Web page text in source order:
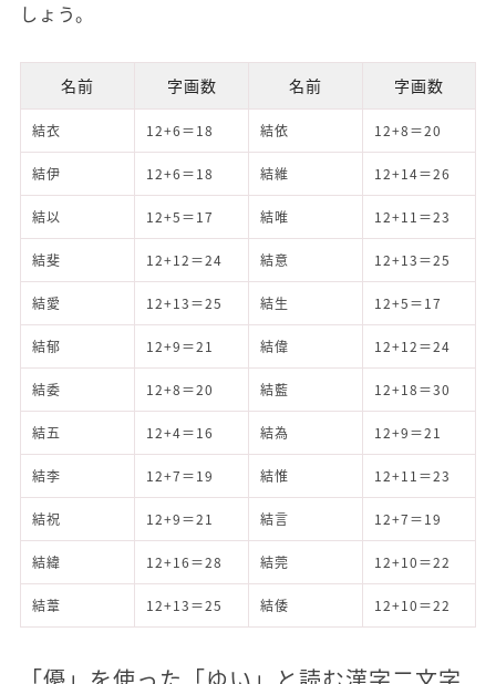
しょう。
名前 字画数 名前 字画数
結衣 12+6＝18 結依 12+8＝20
結伊 12+6＝18 結維 12+14＝26
結以 12+5＝17 結唯 12+11＝23
結斐 12+12＝24 結意 12+13＝25
結愛 12+13＝25 結生 12+5＝17
結郁 12+9＝21 結偉 12+12＝24
結委 12+8＝20 結藍 12+18＝30
結五 12+4＝16 結為 12+9＝21
結李 12+7＝19 結惟 12+11＝23
結祝 12+9＝21 結言 12+7＝19
結緯 12+16＝28 結莞 12+10＝22
結葦 12+13＝25 結倭 12+10＝22